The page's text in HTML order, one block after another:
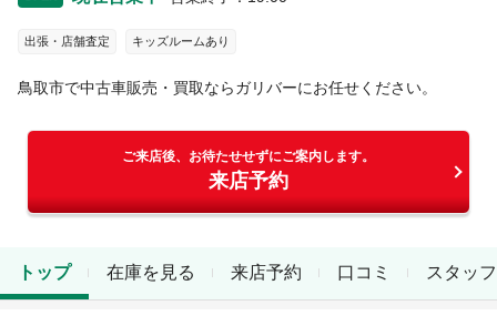
出張・店舗査定 キッズルームあり
鳥取市で中古車販売・買取ならガリバーにお任せください。
ご来店後、お待たせせずにご案内します。
来店予約
トップ 在庫を見る 来店予約 口コミ スタッフ